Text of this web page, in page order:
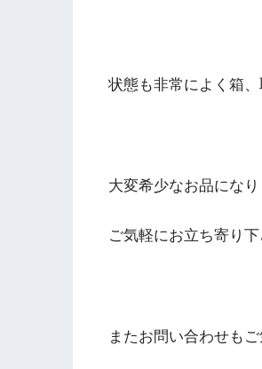
状態も非常によく箱
大変希少なお品にな
ご気軽にお立ち寄り下
またお問い合わせも